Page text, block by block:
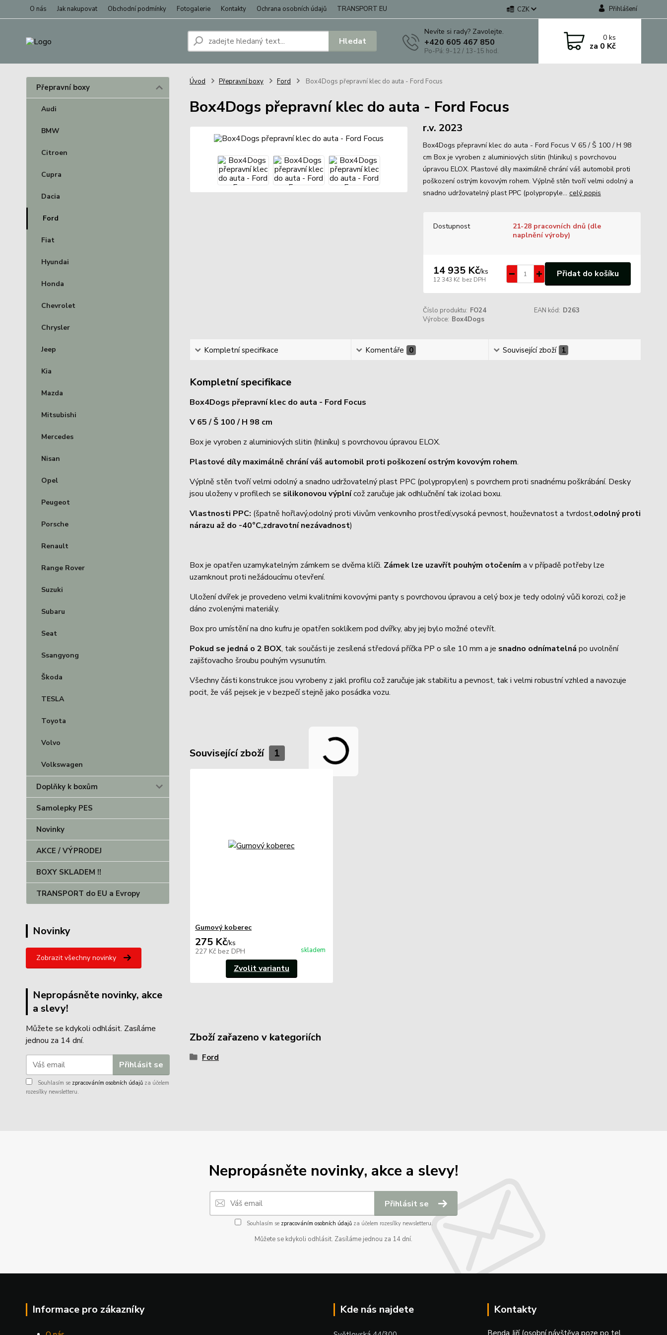
O nás Jak nakupovat Obchodní podmínky Fotogalerie Kontakty Ochrana osobních údajů TRANSPORT EU CZK Přihlášení
Hledat
Nevíte si rady? Zavolejte.
+420 605 467 850
Po-Pá: 9-12 / 13-15 hod.
0ks
za 0 Kč
Přepravní boxy
Audi
BMW
Citroen
Cupra
Dacia
Ford
Fiat
Hyundai
Honda
Chevrolet
Chrysler
Jeep
Kia
Mazda
Mitsubishi
Mercedes
Nisan
Opel
Peugeot
Porsche
Renault
Range Rover
Suzuki
Subaru
Seat
Ssangyong
Škoda
TESLA
Toyota
Volvo
Volkswagen
Doplňky k boxům
Samolepky PES
Novinky
AKCE / VÝPRODEJ
BOXY SKLADEM !!
TRANSPORT do EU a Evropy
Novinky
Zobrazit všechny novinky
Nepropásněte novinky, akce
a slevy!
Můžete se kdykoli odhlásit. Zasíláme
jednou za 14 dní.
Přihlásit se
Souhlasím se zpracováním osobních údajů za účelem
rozesílky newsletteru.
Úvod Přepravní boxy Ford Box4Dogs přepravní klec do auta - Ford Focus
Box4Dogs přepravní klec do auta - Ford Focus
r.v. 2023
Box4Dogs přepravní klec do auta - Ford Focus V 65 / Š 100 / H 98
cm Box je vyroben z aluminiových slitin (hliníku) s povrchovou
úpravou ELOX. Plastové díly maximálně chrání váš automobil proti
poškození ostrým kovovým rohem. Výplně stěn tvoří velmi odolný a
snadno udržovatelný plast PPC (polypropyle... celý popis
Dostupnost
21-28 pracovních dnů (dle
naplnění výroby)
14 935 Kč/ks
12 343 Kč bez DPH
Přidat do košíku
Číslo produktu: FO24 EAN kód: D263
Výrobce: Box4Dogs
Kompletní specifikace Komentáře 0 Související zboží 1
Kompletní specifikace
Box4Dogs přepravní klec do auta - Ford Focus
V 65 / Š 100 / H 98 cm
Box je vyroben z aluminiových slitin (hliníku) s povrchovou úpravou ELOX.
Plastové díly maximálně chrání váš automobil proti poškození ostrým kovovým rohem.
Výplně stěn tvoří velmi odolný a snadno udržovatelný plast PPC (polypropylen) s povrchem proti snadnému poškrábání. Desky
jsou uloženy v profilech se silikonovou výplnícož zaručuje jak odhlučnění tak izolaci boxu.
Vlastnosti PPC: (špatně hořlavý,odolný proti vlivům venkovního prostředí,vysoká pevnost, houževnatost a tvrdost,odolný proti
nárazu až do -40°C,zdravotní nezávadnost)
Box je opatřen uzamykatelným zámkem se dvěma klíči. Zámek lze uzavřít pouhým otočením a v případě potřeby lze
uzamknout proti nežádoucímu otevření.
Uložení dvířek je provedeno velmi kvalitními kovovými panty s povrchovou úpravou a celý box je tedy odolný vůči korozi, což je
dáno zvolenými materiály.
Box pro umístění na dno kufru je opatřen soklíkem pod dvířky, aby jej bylo možné otevřít.
Pokud se jedná o 2 BOX, tak součásti je zesílená středová příčka PP o síle 10 mm a je snadno odnímatelná po uvolnění
zajišťovacího šroubu pouhým vysunutím.
Všechny části konstrukce jsou vyrobeny z jakl profilu což zaručuje jak stabilitu a pevnost, tak i velmi robustní vzhled a navozuje
pocit, že váš pejsek je v bezpečí stejně jako posádka vozu.
Související zboží 1
Gumový koberec
275 Kč/ks
227 Kč bez DPH skladem
Zvolit variantu
Zboží zařazeno v kategoriích
Ford
Nepropásněte novinky, akce a slevy!
Přihlásit se
Souhlasím se zpracováním osobních údajůza účelem rozesílky newsletteru.
Můžete se kdykoli odhlásit. Zasíláme jednou za 14 dní.
Informace pro zákazníky Kde nás najdete Kontakty
Benda Jiří (osobní návštěva poze po tel.